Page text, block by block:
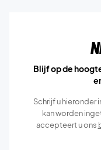
Blijf op de
Schrijf u hieronder
kan worden
accepteert u ons